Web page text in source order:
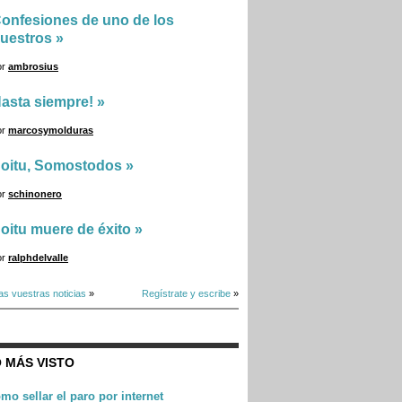
de uno de los
»
ambrosius
siempre! »
marcosymolduras
Somostodos »
schinonero
muere de éxito »
ralphdelvalle
vuestras noticias » Regístrate y escribe »
MÁS VISTO
sellar el paro por internet